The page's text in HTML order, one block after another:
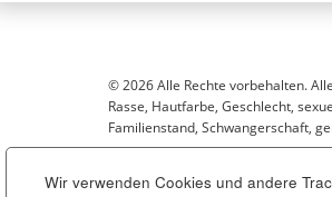
© 2026 Alle Rechte vorbehalten.
Rasse, Hautfarbe, Geschlecht,
Familienstand, Schwangerschaft,
Sitemap
Wir verwenden Cookies und andere